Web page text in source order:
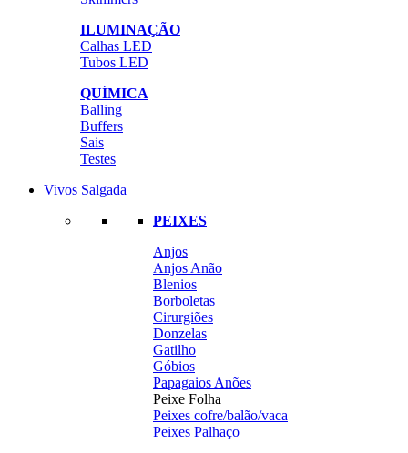
ILUMINAÇÃO
Calhas LED
Tubos LED
QUÍMICA
Balling
Buffers
Sais
Testes
Vivos Salgada
PEIXES
Anjos
Anjos Anão
Blenios
Borboletas
Cirurgiões
Donzelas
Gatilho
Góbios
Papagaios Anões
Peixe Folha
Peixes cofre/balão/vaca
Peixes Palhaço